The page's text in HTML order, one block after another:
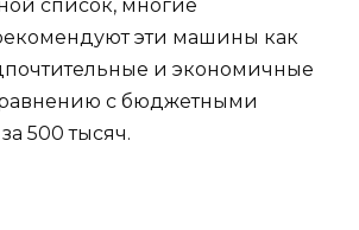
список, многие
эти машины как
и экономичные
с бюджетными
500 тысяч.